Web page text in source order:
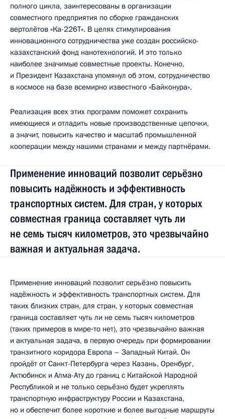
полного цикла, заинтересованы в организации
совместного предприятия по сборке гражданских
вертолётов «Ка-226Т». В целях стимулирования
инновационного сотрудничества уже создан российско-
казахстанский фонд нанотехнологий. И это только
наиболее значимые совместные проекты. Конечно,
и Президент Казахстана упомянул об этом, сотрудничество
в космосе на базе всемирно известного «Байконура».
Реализация всех этих программ поможет сохранить
имеющиеся и отладить новые производственные цепочки,
а значит, повысить качество и масштаб промышленной
кооперации между нашими странами и между партнёрами.
Применение инноваций позволит серьёзно
повысить надёжность и эффективность
транспортных систем. Для стран, у которых
совместная граница составляет чуть ли
не семь тысяч километров, это чрезвычайно
важная и актуальная задача.
Применение инноваций позволит серьёзно повысить
надёжность и эффективность транспортных систем. Для
таких близких стран, для стран, у которых совместная
граница составляет чуть ли не семь тысяч километров
(таких примеров в мире‑то нет), это чрезвычайно важная
и актуальная задача, в первую очередь при формировании
транзитного коридора Европа – Западный Китай. Он
пройдёт от Санкт-Петербурга через Казань, Оренбург,
Актюбинск и Алма-Ату до границ с Китайской Народной
Республикой и не только серьёзно будет укреплять
транспортную инфраструктуру России и Казахстана,
но и обеспечит более короткие и более выгодные маршруты